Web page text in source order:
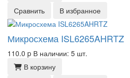
Сравнить
В избранное
Микросхема ISL6265AHRTZ
110.0 p В наличии: 5 шт.
В корзину